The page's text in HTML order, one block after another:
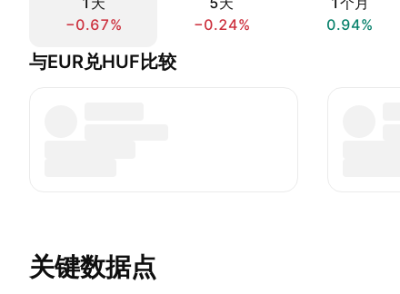
−0.67%
−0.24%
0.94%
与EUR兑HUF比较
关键数据点